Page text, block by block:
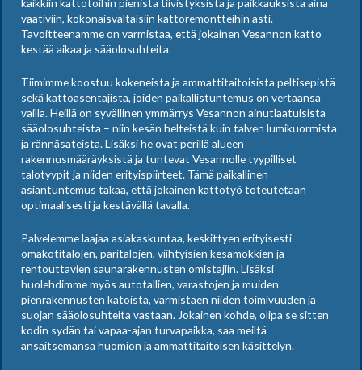
kaikkiin kattotöihin pienistä tiivistyksistä ja paikkauksista aina
vaativiin, kokonaisvaltaisiin kattoremontteihin asti.
Tavoitteenamme on varmistaa, että jokainen Vesannon katto
kestää aikaa ja sääolosuhteita.
Tiimimme koostuu kokeneista ja ammattitaitoisista peltisepistä
sekä kattoasentajista, joiden paikallistuntemus on vertaansa
vailla. Heillä on syvällinen ymmärrys Vesannon ainutlaatuisista
sääolosuhteista – niin kesän helteistä kuin talven lumikuormista
ja rännäsateista. Lisäksi he ovat perillä alueen
rakennusmääräyksistä ja tuntevat Vesannolle tyypilliset
talotyypit ja niiden erityispiirteet. Tämä paikallinen
asiantuntemus takaa, että jokainen kattotyö toteutetaan
optimaalisesti ja kestävällä tavalla.
Palvelemme laajaa asiakaskuntaa, keskittyen erityisesti
omakotitalojen, paritalojen, viihtyisien kesämökkien ja
rentouttavien saunarakennusten omistajiin. Lisäksi
huolehdimme myös autotallien, varastojen ja muiden
pienrakennusten katoista, varmistaen niiden toimivuuden ja
suojan sääolosuhteita vastaan. Jokainen kohde, olipa se sitten
kodin sydän tai vapaa-ajan turvapaikka, saa meiltä
ansaitsemansa huomion ja ammattitaitoisen käsittelyn.